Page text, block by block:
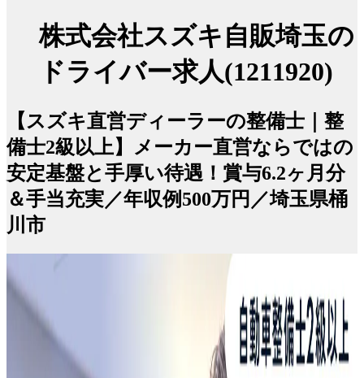
株式会社スズキ自販埼玉の
ドライバー求人(1211920)
【スズキ直営ディーラーの整備士｜整
備士2級以上】メーカー直営ならではの
安定基盤と手厚い待遇！賞与6.2ヶ月分
＆手当充実／年収例500万円／埼玉県桶
川市